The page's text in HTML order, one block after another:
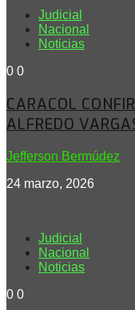
Judicial
Nacional
Noticias
0 0
CARACOL
ALFREDO
Jefferson Bermúdez
24 marzo, 2026
Judicial
Nacional
Noticias
0 0